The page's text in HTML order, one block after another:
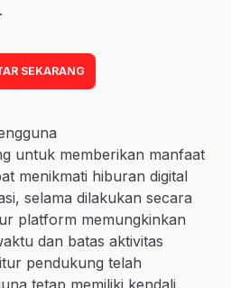
SEKARANG
untuk memberikan manfaat
menikmati hiburan digital
selama dilakukan secara
platform memungkinkan
dan batas aktivitas
pendukung telah
tetap memiliki kendali